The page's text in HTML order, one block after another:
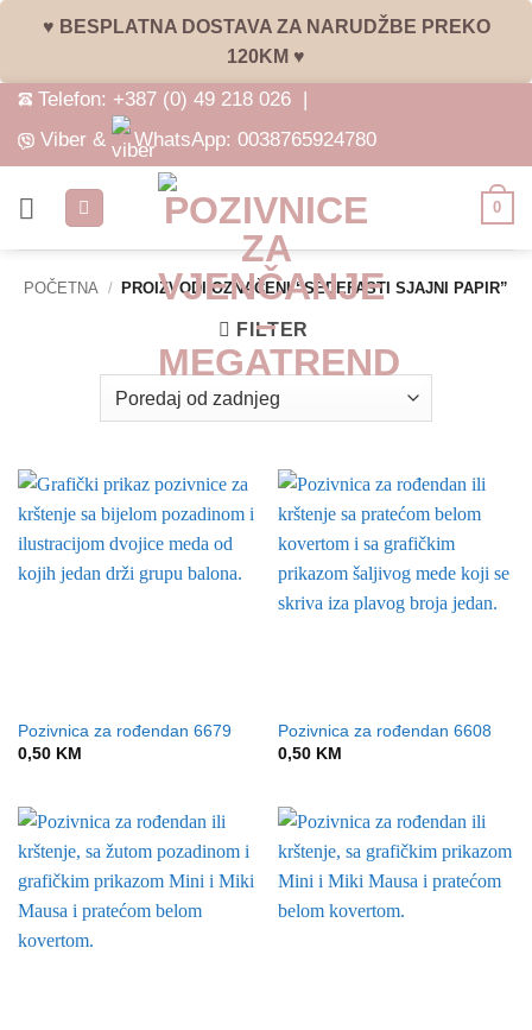
♥ BESPLATNA DOSTAVA ZA NARUDŽBE PREKO
120KM ♥
Skip
content
Telefon: +387 (0) 49 218 026 |
Viber &
WhatsApp: 0038765924780
0
POČETNA / PROIZVODI OZNAČENI “SEDEFASTI SJAJNI PAPIR”
FILTER
Pozivnica za rođendan 6679
0,50 KM
Pozivnica za rođendan 6608
0,50 KM